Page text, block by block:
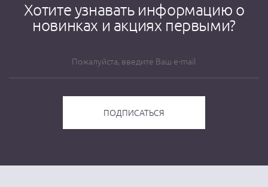
Хотите узнавать информацию о
новинках и акциях первыми?